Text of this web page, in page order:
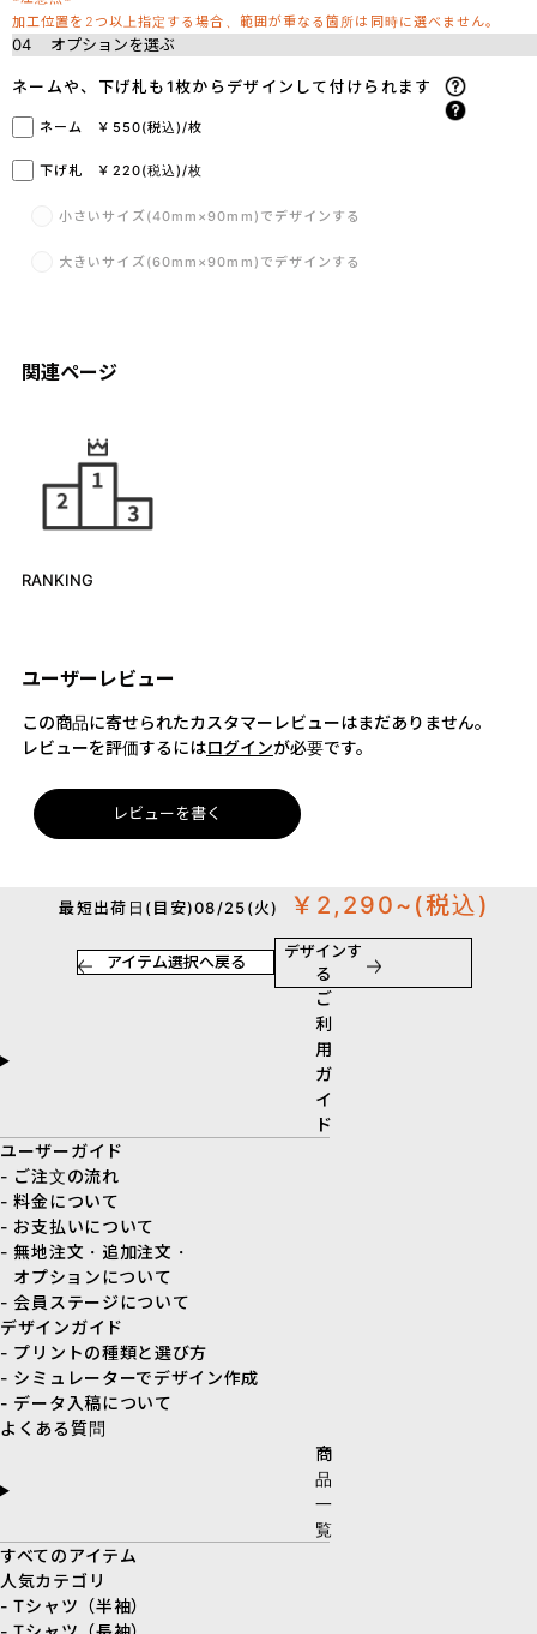
加工位置を2つ以上指定する場合、範囲が重なる箇所は同時に選べません。
04 オプションを選ぶ
ネームや、下げ札も1枚からデザインして付けられます
ネーム ￥550(税込)/枚
下げ札 ￥220(税込)/枚
小さいサイズ(40mm×90mm)でデザインする
大きいサイズ(60mm×90mm)でデザインする
関連ページ
RANKING
ユーザーレビュー
この商品に寄せられたカスタマーレビューはまだありません。
レビューを評価するにはログインが必要です。
レビューを書く
最短出荷日(目安)08/25(火) ￥2,290~ (税込)
アイテム選択へ戻る
デザインす
る
ご
利
用
ガ
イ
ド
ユーザーガイド
- ご注文の流れ
- 料金について
- お支払いについて
- 無地注文・追加注文・
オプションについて
- 会員ステージについて
デザインガイド
- プリントの種類と選び方
- シミュレーターでデザイン作成
- データ入稿について
よくある質問
商
品
一
覧
すべてのアイテム
人気カテゴリ
- Tシャツ（半袖）